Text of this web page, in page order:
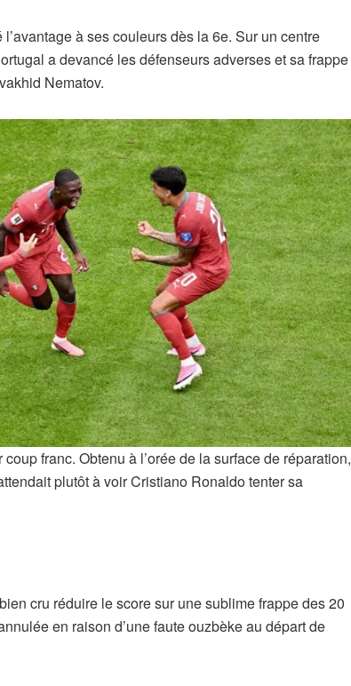
à ses couleurs dès la 6e. Sur un centre
a devancé les défenseurs adverses et sa frappe
Nematov.
franc. Obtenu à l’orée de la surface de réparation,
plutôt à voir Cristiano Ronaldo tenter sa
cru réduire le score sur une sublime frappe des 20
en raison d’une faute ouzbèke au départ de